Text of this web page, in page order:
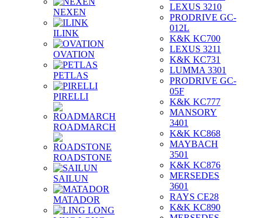
NEXEN
ILINK
OVATION
PETLAS
PIRELLI
ROADMARCH
ROADSTONE
SAILUN
MATADOR
LEXUS 3210
PRODRIVE GC-
012L
K&K KC700
LEXUS 3211
K&K KC731
LUMMA 3301
PRODRIVE GC-
05F
K&K KC777
MANSORY
3401
K&K KC868
MAYBACH
3501
K&K KC876
MERSEDES
3601
RAYS CE28
K&K KC890